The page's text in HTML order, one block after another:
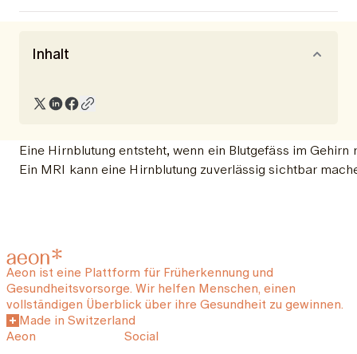
Inhalt
Eine Hirnblutung entsteht, wenn ein Blutgefäss im
Ein MRI kann eine Hirnblutung zuverlässig sichtbar
Aeon ist eine Plattform für Früherkennung und
Gesundheitsvorsorge. Wir helfen Menschen, einen
vollständigen Überblick über ihre Gesundheit zu gewinnen.
Made in Switzerland
Aeon
Social